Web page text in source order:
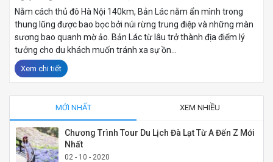
Nằm cách thủ đô Hà Nội 140km, Bản Lác nằm ẩn mình trong
thung lũng được bao bọc bởi núi rừng trung điệp và những màn
sương bao quanh mờ ảo. Bản Lác từ lâu trở thành địa điểm lý
tưởng cho du khách muốn tránh xa sự ồn...
Xem chi tiết
MỚI NHẤT XEM NHIỀU
Chương Trình Tour Du Lịch Đà Lạt Từ A Đến Z Mới
Nhất
02 - 10 - 2020